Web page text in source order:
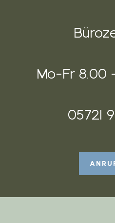
Mo-Fr 8.00
05721